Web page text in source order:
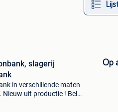
Lijst
slagerij
in verschillende maten
uit productie ! Bel
Op